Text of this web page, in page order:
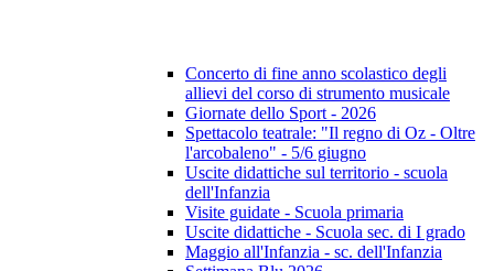
Concerto di fine anno scolastico degli
allievi del corso di strumento musicale
Giornate dello Sport - 2026
Spettacolo teatrale: "Il regno di Oz - Oltre
l'arcobaleno" - 5/6 giugno
Uscite didattiche sul territorio - scuola
dell'Infanzia
Visite guidate - Scuola primaria
Uscite didattiche - Scuola sec. di I grado
Maggio all'Infanzia - sc. dell'Infanzia